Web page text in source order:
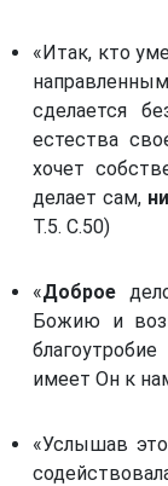
«Итак, кто
сделается
естества
хочет
делает сам, ни
Т.5. С.50)
«Доброе
Божию и
имеет Он к
«Услышав